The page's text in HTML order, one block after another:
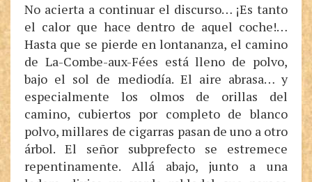
No acierta a continuar el discurso… ¡Es tanto
el calor que hace dentro de aquel coche!…
Hasta que se pierde en lontananza, el camino
de La-Combe-aux-Fées está lleno de polvo,
bajo el sol de mediodía. El aire abrasa… y
especialmente los olmos de orillas del
camino, cubiertos por completo de blanco
polvo, millares de cigarras pasan de uno a otro
árbol. El señor subprefecto se estremece
repentinamente. Allá abajo, junto a una